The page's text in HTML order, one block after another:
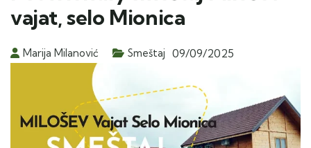
vajat, selo Mionica
Marija Milanović Smeštaj 09/09/2025